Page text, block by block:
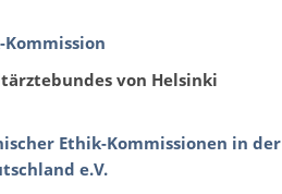
von Helsinki
Ethik-​Kommissionen in der
e.V.